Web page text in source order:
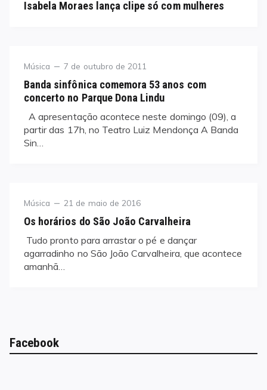
Isabela Moraes lança clipe só com mulheres
Category
Música
Posted
7 de outubro de 2011
Banda sinfônica comemora 53 anos com
concerto no Parque Dona Lindu
A apresentação acontece neste domingo (09), a
partir das 17h, no Teatro Luiz Mendonça A Banda
Sin…
Category
Música
Posted
21 de maio de 2016
Os horários do São João Carvalheira
 Tudo pronto para arrastar o pé e dançar
agarradinho no São João Carvalheira, que acontece
amanhã…
Facebook